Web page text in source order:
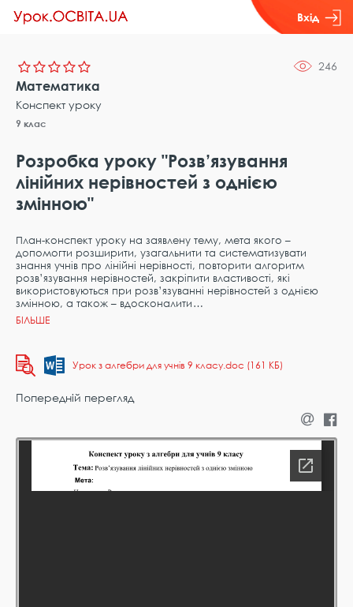
Вхід
246
Математика
Конспект уроку
9 клас
Розробка уроку "Розв’язування
лінійних нерівностей з однією
змінною"
План-конспект уроку на заявлену тему, мета якого –
допомогти розширити, узагальнити та систематизувати
знання учнів про лінійні нерівності, повторити алгоритм
розв’язування нерівностей, закріпити властивості, які
використовуються при розв’язуванні нерівностей з однією
змінною, а також – вдосконалити
Урок з алгебри для учнів 9 класу.doc (161 КБ)
Попередній перегляд